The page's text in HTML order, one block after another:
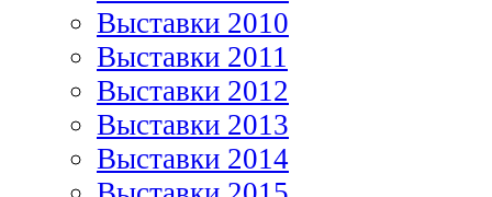
Выставки 2010
Выставки 2011
Выставки 2012
Выставки 2013
Выставки 2014